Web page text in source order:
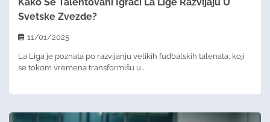
Svetske Zvezde?
11/01/2025
La Liga je poznata po razvijanju velikih fudbalskih talenata, koji
se tokom vremena transformišu u…